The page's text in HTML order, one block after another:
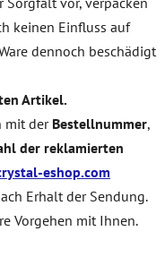
keinen Einfluss auf
dennoch beschädigt
Artikel.
mit der Bestellnummer,
der reklamierten
eshop.com
Erhalt der Sendung.
Vorgehen mit Ihnen.